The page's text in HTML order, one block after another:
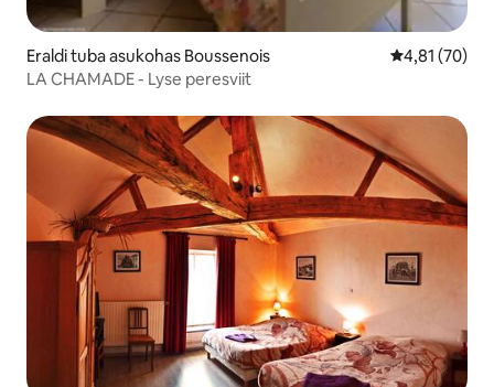
Eraldi tuba asukohas Boussenois Keskmine
4,81 (70)
LA CHAMADE - Lyse peresviit